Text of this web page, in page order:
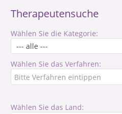
Therapeutensuche
Wählen Sie die Kategorie:
Wählen Sie das Verfahren:
Wählen Sie das Land: